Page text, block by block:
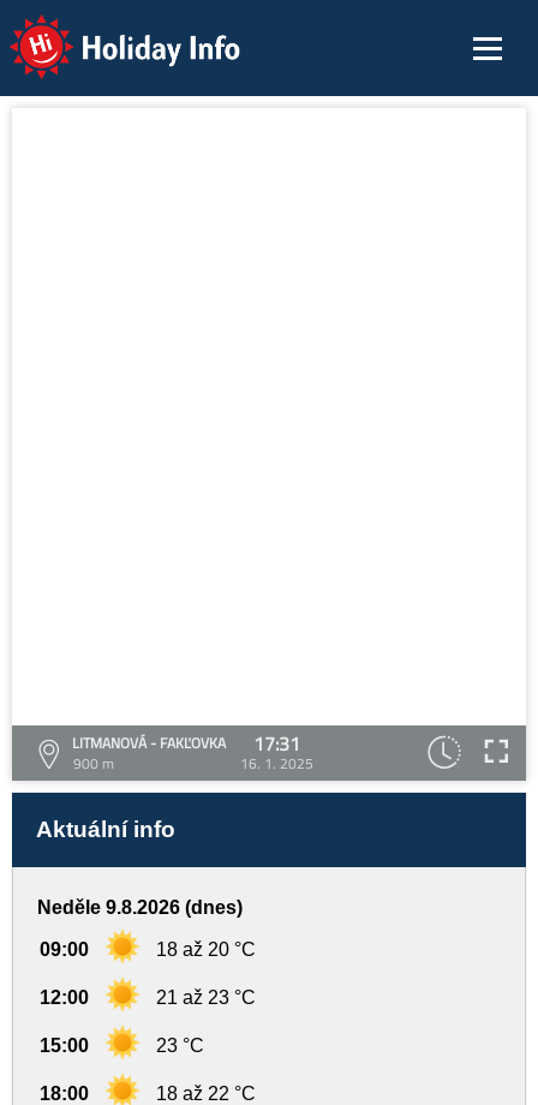
Holiday Info
LITMANOVÁ - FAKĽOVKA
900 m
17:31
16. 1. 2025
Aktuální info
Neděle 9.8.2026 (dnes)
09:00 18 až 20 °C
12:00 21 až 23 °C
15:00 23 °C
18:00 18 až 22 °C